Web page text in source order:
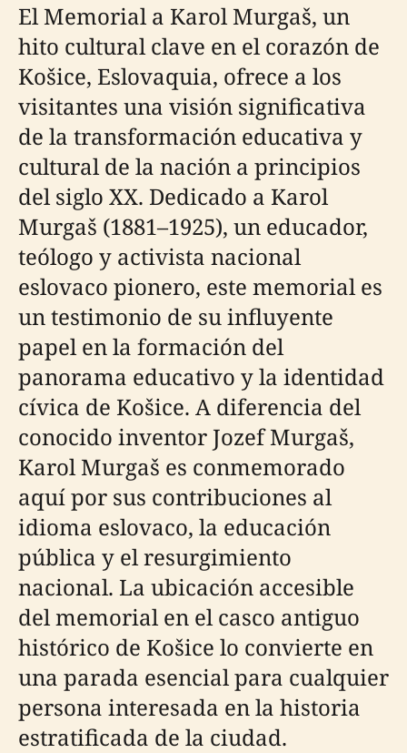
El Memorial a Karol Murgaš, un
hito cultural clave en el corazón de
Košice, Eslovaquia, ofrece a los
visitantes una visión significativa
de la transformación educativa y
cultural de la nación a principios
del siglo XX. Dedicado a Karol
Murgaš (1881–1925), un educador,
teólogo y activista nacional
eslovaco pionero, este memorial es
un testimonio de su influyente
papel en la formación del
panorama educativo y la identidad
cívica de Košice. A diferencia del
conocido inventor Jozef Murgaš,
Karol Murgaš es conmemorado
aquí por sus contribuciones al
idioma eslovaco, la educación
pública y el resurgimiento
nacional. La ubicación accesible
del memorial en el casco antiguo
histórico de Košice lo convierte en
una parada esencial para cualquier
persona interesada en la historia
estratificada de la ciudad.